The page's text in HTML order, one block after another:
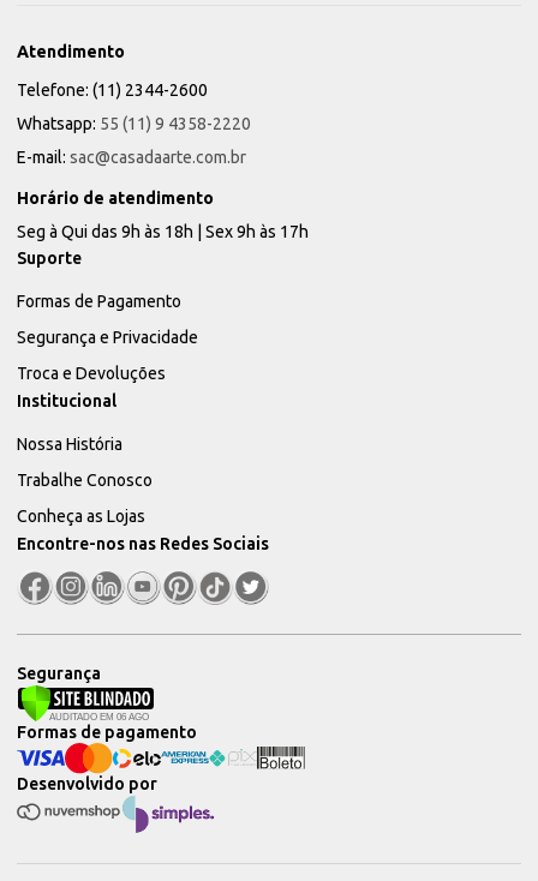
Atendimento
Telefone: (11) 2344-2600
Whatsapp: 55 (11) 9 4358-2220
E-mail: sac@casadaarte.com.br
Horário de atendimento
Seg à Qui das 9h às 18h | Sex 9h às 17h
Suporte
Formas de Pagamento
Segurança e Privacidade
Troca e Devoluções
Institucional
Nossa História
Trabalhe Conosco
Conheça as Lojas
Encontre-nos nas Redes Sociais
Segurança
Desenvolvido por
Formas de pagamento